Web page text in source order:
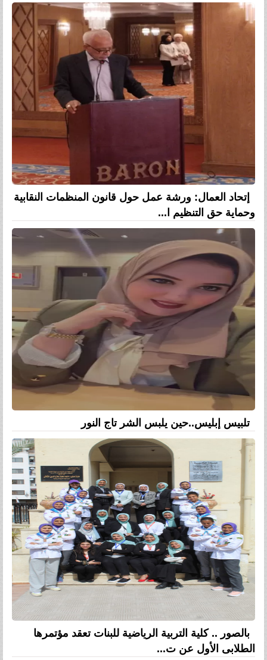
إتحاد العمال: ورشة عمل حول قانون المنظمات النقابية
وحماية حق التنظيم ا...
تلبيس إبليس..حين يلبس الشر تاج النور
بالصور .. كلية التربية الرياضية للبنات تعقد مؤتمرها
الطلابى الأول عن ت...